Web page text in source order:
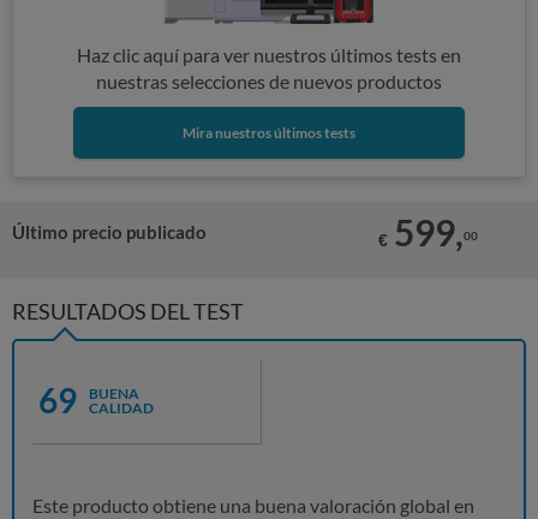
Haz clic aquí para ver nuestros últimos tests en
nuestras selecciones de nuevos productos
Mira nuestros últimos tests
Último precio publicado € 599,00
RESULTADOS DEL TEST
69
BUENA
CALIDAD
Este producto obtiene una buena valoración global en